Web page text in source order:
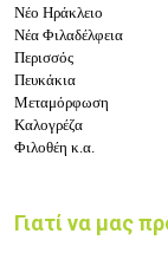
Νέο Ηράκλειο
Νέα Φιλαδέλφεια
Περισσός
Πευκάκια
Μεταμόρφωση
Καλογρέζα
Φιλοθέη κ.α.
Γιατί να μας